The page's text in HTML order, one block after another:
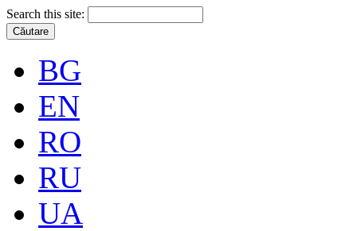
Search this site:
BG
EN
RO
RU
UA